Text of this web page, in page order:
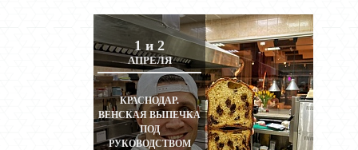
1 и 2
АПРЕЛЯ
КРАСНОДАР.
ВЕНСКАЯ ВЫПЕЧКА
ПОД
РУКОВОДСТВОМ